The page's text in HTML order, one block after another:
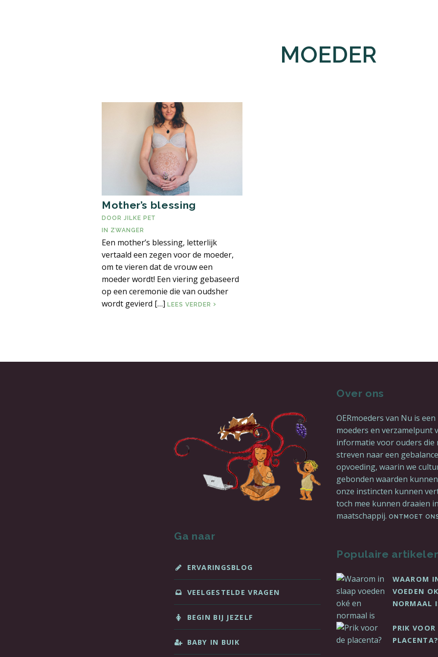
MOEDER
Mother’s blessing
DOOR JILKE PET
IN ZWANGER
Een mother’s blessing, letterlijk
vertaald een zegen voor de moeder,
om te vieren dat de vrouw een
moeder wordt! Een viering gebaseerd
op een ceremonie die van oudsher
wordt gevierd […] LEES VERDER MOTHER’S BLESSING
Ga naar
ERVARINGSBLOG
VEELGESTELDE VRAGEN
BEGIN BIJ JEZELF
BABY IN BUIK
Over ons
OERmoeders van Nu is
moeders en verzamelpunt
informatie voor ouders die
streven naar een
opvoeding, waarin we
gebonden waarden
onze instincten kunnen
toch mee kunnen draaien
maatschappij. ONTMOET
Populaire
WAAROM
VOEDEN
NORMAAL
PRIK VOOR
PLACENTA?